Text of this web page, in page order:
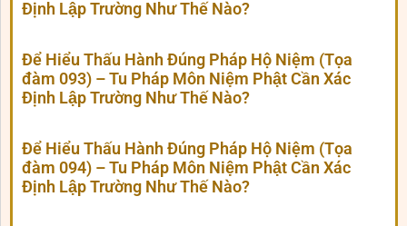
Định Lập Trường Như Thế Nào?
Để Hiểu Thấu Hành Đúng Pháp Hộ Niệm (Tọa
đàm 093) – Tu Pháp Môn Niệm Phật Cần Xác
Định Lập Trường Như Thế Nào?
Để Hiểu Thấu Hành Đúng Pháp Hộ Niệm (Tọa
đàm 094) – Tu Pháp Môn Niệm Phật Cần Xác
Định Lập Trường Như Thế Nào?